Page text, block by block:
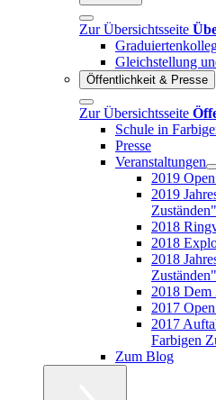
Zur Übersichtsseite
Gleichstellung
Öffentlichkeit & Presse
Zur Übersichtsseite
Schule in
Presse
Veranstaltungen
2019
2019
Zuständen"
2018
2018
2018
Zuständen"
2018 Dem
2017
2017
Farbigen
Zum Blog